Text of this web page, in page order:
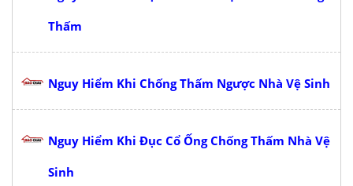
Thấm
Nguy Hiểm Khi Chống Thấm Ngược Nhà Vệ Sinh
Nguy Hiểm Khi Đục Cổ Ống Chống Thấm Nhà Vệ
Sinh